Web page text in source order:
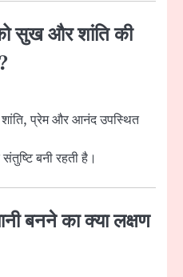
सुख और शांति की
शांति, प्रेम और आनंद उपस्थित
बनी रहती है।
बनने का क्या लक्षण